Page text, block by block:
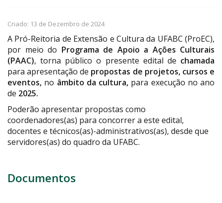
Criado: 13 de Dezembro de 2024
A Pró-Reitoria de Extensão e Cultura da UFABC (ProEC),
por meio do Programa de Apoio a Ações Culturais
(PAAC), torna público o presente edital de chamada
para apresentação de propostas de projetos, cursos e
eventos, no âmbito da cultura, para execução no ano
de 2025.
Poderão apresentar propostas como
coordenadores(as) para concorrer a este edital,
docentes e técnicos(as)-administrativos(as), desde que
servidores(as) do quadro da UFABC.
Documentos